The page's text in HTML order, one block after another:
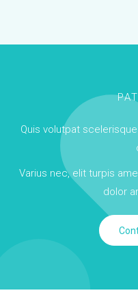
Quis volutpat
Varius nec, elit turpis
dolor